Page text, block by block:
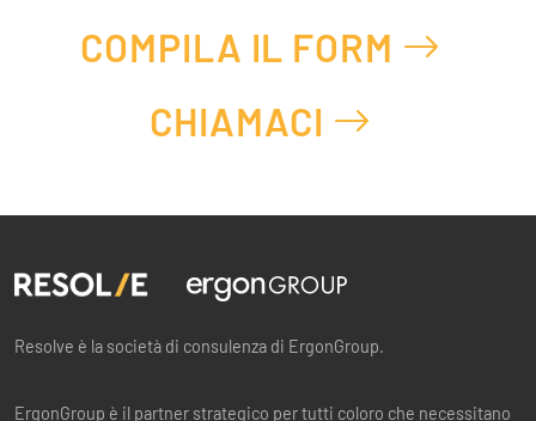
COMPILA IL FORM
CHIAMACI
Resolve è la società di consulenza di ErgonGroup.
ErgonGroup è il partner strategico per tutti coloro che necessitano